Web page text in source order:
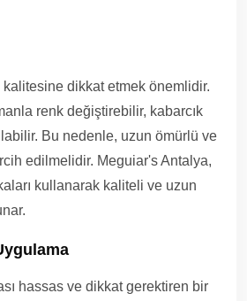
dikkat etmek önemlidir.
renk değiştirebilir, kabarcık
Bu nedenle, uzun ömürlü ve
edilmelidir. Meguiar's Antalya,
kullanarak kaliteli ve uzun
hassas ve dikkat gerektiren bir